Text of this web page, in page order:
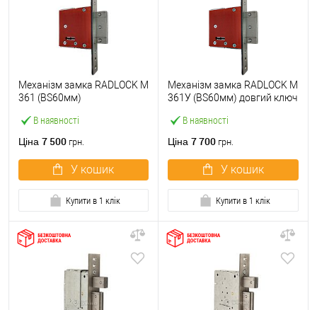
В наявності
Механізм замка RADLOCK M
361 (BS60мм)
Ціна 7 500 грн.
У кошик
Купити в 1 клік
В наявності
Механізм замка RADLOCK M
361У (BS60мм) довгий ключ
Ціна 7 700 грн.
У кошик
Купити в 1 клік